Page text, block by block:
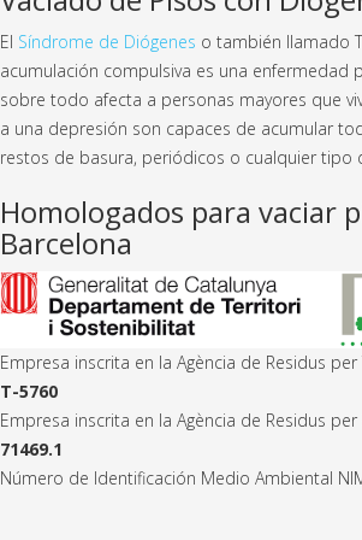
El Síndrome de Diógenes o también llamado
acumulación compulsiva es una enfermedad
sobre todo afecta a personas mayores que
a una depresión son capaces de acumular
restos de basura, periódicos o cualquier tipo
Homologados para vaciar
Barcelona
Empresa inscrita en la Agència de Residus
T-5760
Empresa inscrita en la Agència de Residus
71469.1
Número de Identificación Medio Ambiental